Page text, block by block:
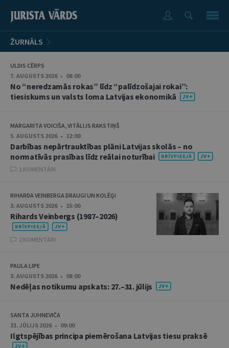
ŽURNĀLS
ULDIS CĒRPS
7. AUGUSTS 2026 • 08:00
No “neredzamās rokas” līdz “palīdzošajai rokai”:
tiesiskums un valsts loma Latvijas ekonomikā
MARGARITA VOICIŠA, VITĀLIJS RAKSTIŅŠ
5. AUGUSTS 2026 • 12:00
Darbības nepārtrauktības plāni Latvijas skolās – no
normatīvās prasības līdz reālai noturībai
1 KOMENTĀRI
RIHARDA VEINBERGA DRAUGI UN KOLĒĢI
3. AUGUSTS 2026 • 15:00
Rihards Veinbergs (1987–2026)
2 KOMENTĀRI
PAULA LIPE
3. AUGUSTS 2026 • 08:00
Nedēļas notikumu apskats: 27.–31. jūlijs
SANTA JUHNEVIČA
31. JŪLIJS 2026 • 09:00
Ilgtspējības principa piemērošana Latvijas tiesu praksē